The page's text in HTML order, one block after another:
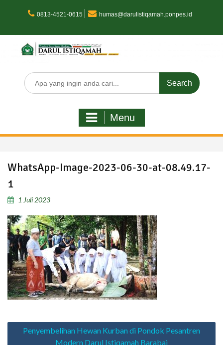
0813-4521-0615 humas@darulistiqamah.ponpes.id
Search
for:
Menu
WhatsApp-Image-2023-06-30-at-08.49.17-
1
1 Juli 2023
Navigasi
Penyembelihan Hewan Kurban di Pondok Pesantren
Modern Darul Istiqamah Barabai